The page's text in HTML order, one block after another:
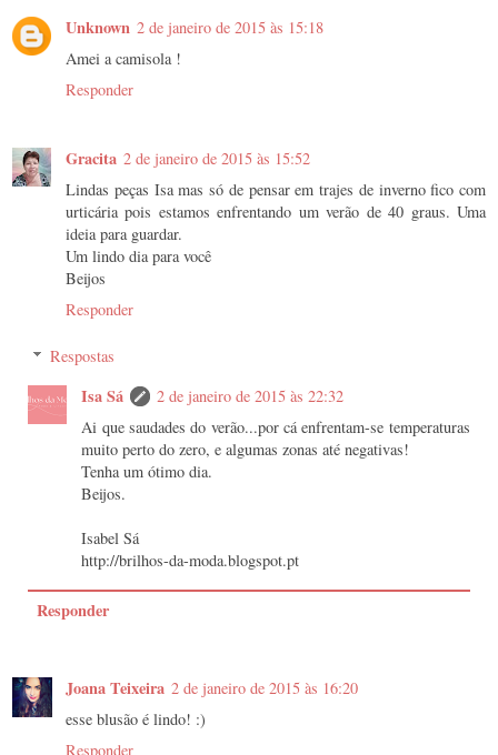
Unknown 2 de janeiro de 2015 às 15:18
Amei a camisola !
Responder
Gracita 2 de janeiro de 2015 às 15:52
Lindas peças Isa mas só de pensar em trajes de inverno fico com
urticária pois estamos enfrentando um verão de 40 graus. Uma
ideia para guardar.
Um lindo dia para você
Beijos
Responder
Respostas
Isa Sá
2 de janeiro de 2015 às 22:32
Ai que saudades do verão...por cá enfrentam-se temperaturas
muito perto do zero, e algumas zonas até negativas!
Tenha um ótimo dia.
Beijos.
Isabel Sá
http://brilhos-da-moda.blogspot.pt
Responder
Joana Teixeira 2 de janeiro de 2015 às 16:20
esse blusão é lindo! :)
Responder